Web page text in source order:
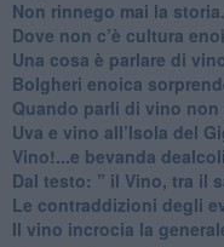
​Non rinnego mai la
​Dove non c’è cultura
​Una cosa è parlare di
Bolgheri enoica
​Quando parli di vino
Uva e vino all’Isola del
​Vino!...e bevanda
​Dal testo: ” il Vino, tra il
Le contraddizioni degli
​Il vino incrocia la